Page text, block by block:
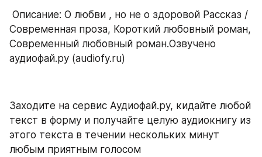
Современная проза, Короткий любовный роман,
Современный любовный роман.Озвучено
аудиофай.ру (audiofy.ru)
Заходите на сервис Аудиофай.ру, кидайте любой
текст в форму и получайте целую аудиокнигу из
этого текста в течении нескольких минут
любым приятным голосом